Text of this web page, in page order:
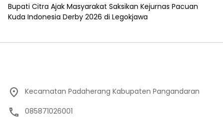
Bupati Citra Ajak Masyarakat Saksikan Kejurnas Pacuan
Kuda Indonesia Derby 2026 di Legokjawa
Kecamatan Padaherang Kabupaten Pangandaran
085871026001